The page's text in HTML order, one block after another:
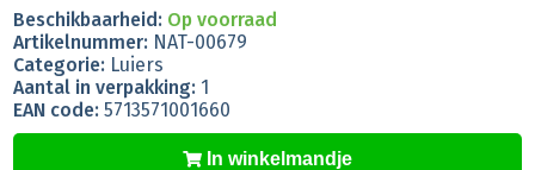
Beschikbaarheid: Op voorraad
Artikelnummer: NAT-00679
Categorie: Luiers
Aantal in verpakking: 1
EAN code: 5713571001660
In winkelmandje